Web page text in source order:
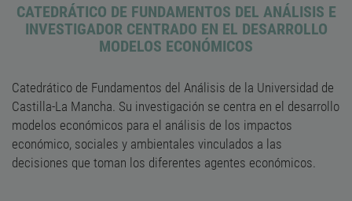
CATEDRÁTICO DE FUNDAMENTOS DEL ANÁLISIS E
INVESTIGADOR CENTRADO EN EL DESARROLLO
MODELOS ECONÓMICOS
Catedrático de Fundamentos del Análisis de la Universidad de
Castilla-La Mancha. Su investigación se centra en el desarrollo
modelos económicos para el análisis de los impactos
económico, sociales y ambientales vinculados a las
decisiones que toman los diferentes agentes económicos.